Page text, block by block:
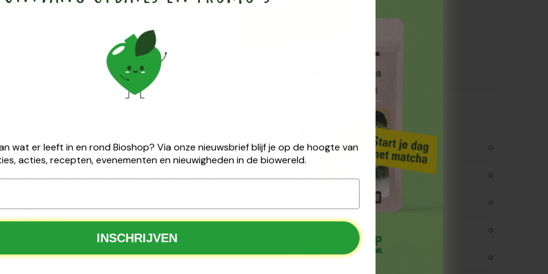
natuurlijke ingrediënten, afkomstig van hernieuwbare
is ademend en waterdoorlatend. Daarnaast zijn de
van de ciderproductie) en biotine (vitamine H) – voor
kjoule 0
0
0
verzadigde vetten 0
koolhydraten 0
je gratis ceremoniële matcha van
% biologisch
de voorraad strekt
wat er leeft in en rond Bioshop? Via onze nieuwsbrief blijf je op de hoogte van
acties, recepten, evenementen en nieuwigheden in de biowereld.
INSCHRIJVEN